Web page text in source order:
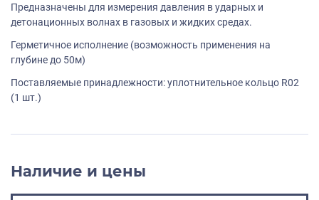
Предназначены для измерения давления в ударных и
детонационных волнах в газовых и жидких средах.
Герметичное исполнение (возможность применения на
глубине до 50м)
Поставляемые принадлежности: уплотнительное кольцо R02
(1 шт.)
Наличие и цены